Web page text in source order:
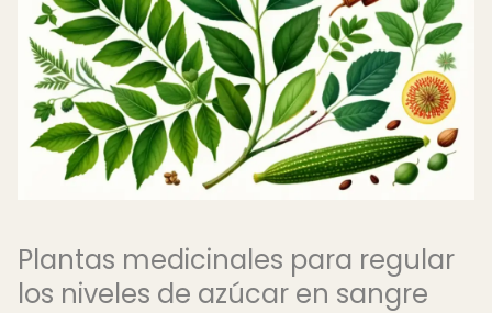
Plantas medicinales para regular
los niveles de azúcar en sangre